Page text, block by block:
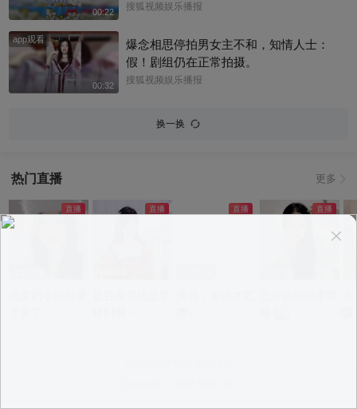
00:22 搜狐视频娱乐播报
app观看
00:32
爆念相思停拍男女主不和，知情人士：
假！剧组仍在正常拍摄。
搜狐视频娱乐播报
换一换
热门直播 更多